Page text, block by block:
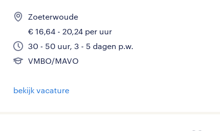
Zoeterwoude
€ 16,64 - 20,24 per uur
30 - 50 uur, 3 - 5 dagen p.w.
VMBO/MAVO
bekijk vacature